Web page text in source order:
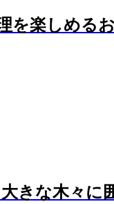
を楽しめ
きな木々